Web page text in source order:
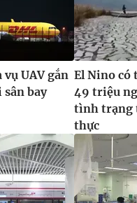
dưới mọi hình thức nếu
bản. Ghi rõ nguồn VTV.vn
này.
UAV gắn
bay
El Nino có
49 triệu
tình trạng
thực